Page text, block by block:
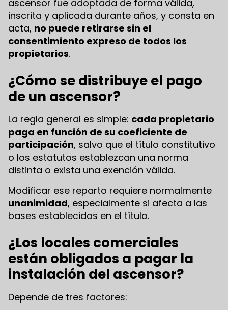
ascensor fue adoptada de forma válida,
inscrita y aplicada durante años, y consta en
acta, no puede retirarse sin el
consentimiento expreso de todos los
propietarios.
¿Cómo se distribuye el pago
de un ascensor?
La regla general es simple: cada propietario
paga en función de su coeficiente de
participación, salvo que el título constitutivo
o los estatutos establezcan una norma
distinta o exista una exención válida.
Modificar ese reparto requiere normalmente
unanimidad, especialmente si afecta a las
bases establecidas en el título.
¿Los locales comerciales
están obligados a pagar la
instalación del ascensor?
Depende de tres factores: